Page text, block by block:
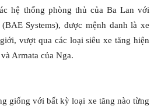
hệ thống phòng thủ của Ba Lan với
Systems), được mệnh danh là xe
vượt qua các loại siêu xe tăng hiện
Armata của Nga.
giống với bất kỳ loại xe tăng nào từng